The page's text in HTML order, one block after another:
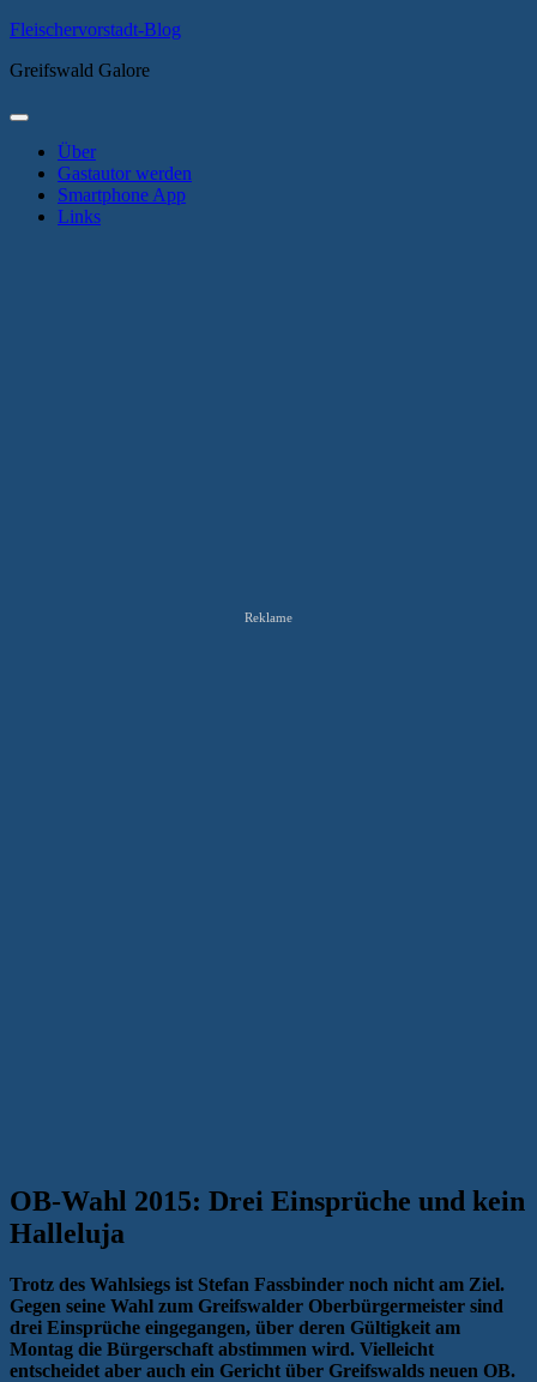
Zum
springen
Fleischervorstadt-Blog
Greifswald Galore
Primäres
Über
Gastautor werden
Smartphone App
Links
Reklame
OB-Wahl 2015: Drei Einsprüche und kein
Halleluja
Trotz des Wahlsiegs ist Stefan Fassbinder noch nicht am Ziel.
Gegen seine Wahl zum Greifswalder Oberbürgermeister sind
drei Einsprüche eingegangen, über deren Gültigkeit am
Montag die Bürgerschaft abstimmen wird. Vielleicht
entscheidet aber auch ein Gericht über Greifswalds neuen OB.